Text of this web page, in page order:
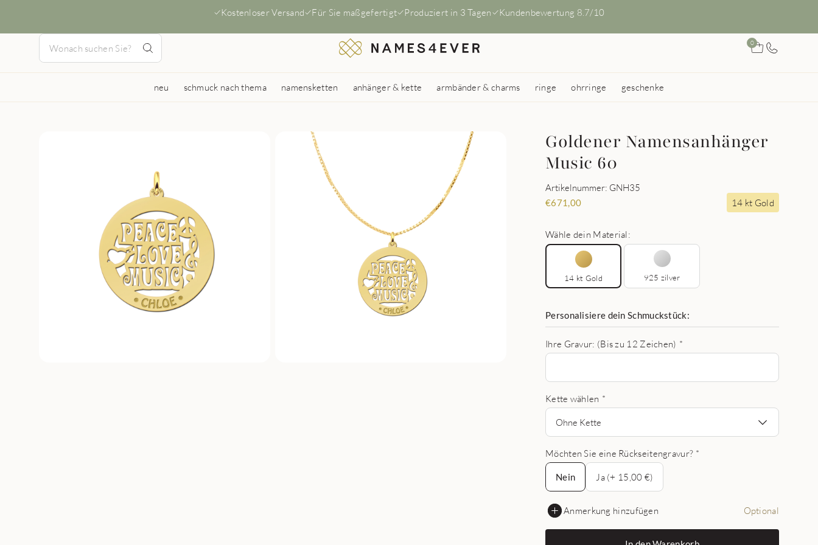
Kostenloser Versand Für Sie maßgefertigt Produziert in 3 Tagen Kundenbewertung 8.7/10
0
neu schmuck nach thema namensketten anhänger & kette armbänder & charms ringe ohrringe geschenke
Goldener Namensanhänger
Music 60
Artikelnummer: GNH35
€671,00 14 kt Gold
Wähle dein Material:
14 kt Gold 925 zilver
Personalisiere dein Schmuckstück:
Ihre Gravur: (Bis zu 12 Zeichen) *
Kette wählen *
Ohne Kette
Möchten Sie eine Rückseitengravur? *
Nein
Nein
Ja (+ 15,00 €)
Anmerkung hinzufügen Optional